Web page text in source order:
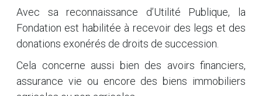
Avec sa reconnaissance d’Utilité Publique, la
Fondation est habilitée à recevoir des legs et des
donations exonérés de droits de succession.
Cela concerne aussi bien des avoirs financiers,
assurance vie ou encore des biens immobiliers